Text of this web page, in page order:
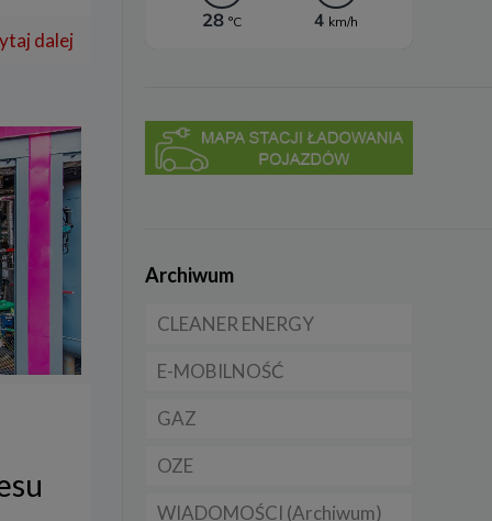
dalej
Archiwum
CLEANER ENERGY
Dla domu
Dla firmy
Dla samorządu
E-MOBILNOŚĆ
Samochody elektryczne
GAZ
CNG
LNG
OZE
Licznik OZE
WIADOMOŚCI (Archiwum)